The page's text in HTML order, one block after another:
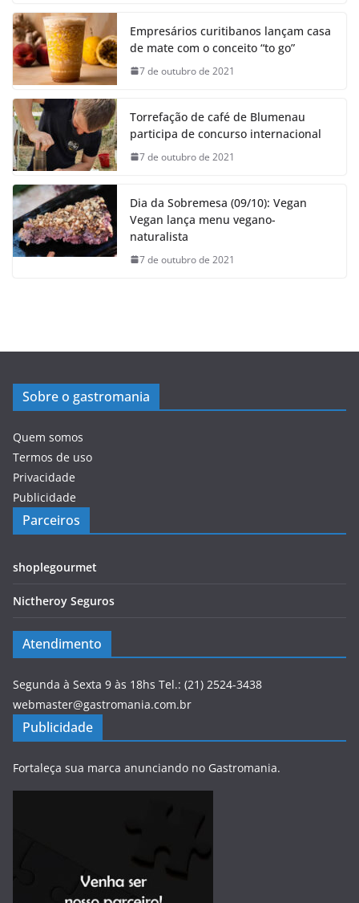
Empresários curitibanos lançam casa
de mate com o conceito “to go”
7 de outubro de 2021
Torrefação de café de Blumenau
participa de concurso internacional
7 de outubro de 2021
Dia da Sobremesa (09/10): Vegan
Vegan lança menu vegano-
naturalista
7 de outubro de 2021
Sobre o gastromania
Quem somos
Termos de uso
Privacidade
Publicidade
Parceiros
shoplegourmet
Nictheroy Seguros
Atendimento
Segunda à Sexta 9 às 18hs Tel.: (21) 2524-3438
webmaster@gastromania.com.br
Publicidade
Fortaleça sua marca anunciando no Gastromania.